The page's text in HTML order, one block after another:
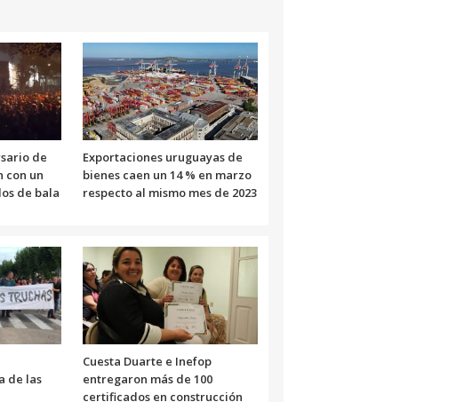
de
con un
de bala
Exportaciones uruguayas de
bienes caen un 14 % en marzo
respecto al mismo mes de 2023
de las
Cuesta Duarte e Inefop
entregaron más de 100
certificados en construcción